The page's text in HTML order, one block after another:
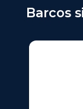
Barcos